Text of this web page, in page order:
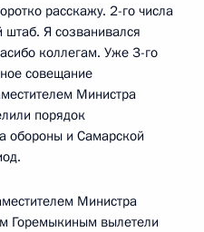
расскажу. 2-го числа
Я созванивался
коллегам. Уже 3-го
совещание
Министра
порядок
обороны и Самарской
Министра
Горемыкиным вылетели